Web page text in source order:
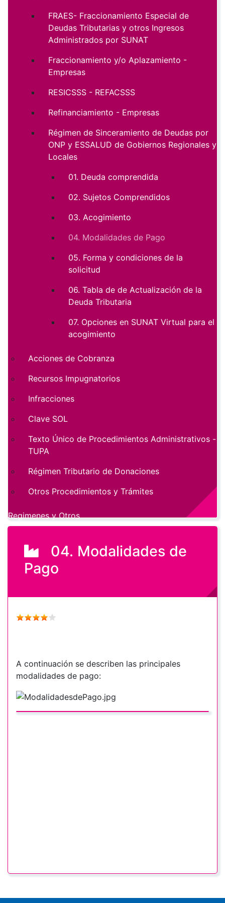
04. Modalidades de
Pago
A continuación se describen las principales
modalidades de pago:
FRAES- Fraccionamiento Especial de
Deudas Tributarias y otros Ingresos
Administrados por SUNAT
Fraccionamiento y/o Aplazamiento -
Empresas
RESICSSS - REFACSSS
Refinanciamiento - Empresas
Régimen de Sinceramiento de Deudas por
ONP y ESSALUD de Gobiernos Regionales y
Locales
01. Deuda comprendida
02. Sujetos Comprendidos
03. Acogimiento
04. Modalidades de Pago
05. Forma y condiciones de la
solicitud
06. Tabla de de Actualización de la
Deuda Tributaria
07. Opciones en SUNAT Virtual para el
acogimiento
Acciones de Cobranza
Recursos Impugnatorios
Infracciones
Clave SOL
Texto Único de Procedimientos Administrativos -
TUPA
Régimen Tributario de Donaciones
Otros Procedimientos y Trámites
Regimenes y Otros